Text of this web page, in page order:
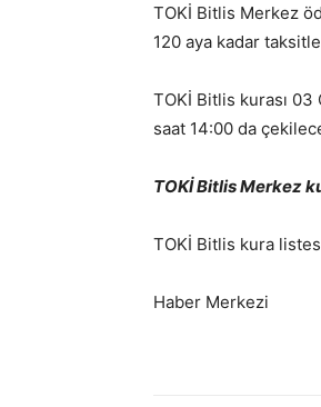
TOKİ Bitlis Merkez
120 aya kadar
TOKİ Bitlis kurası
saat 14:00 da
TOKİ Bitlis Merkez
TOKİ Bitlis kura
Haber Merkezi